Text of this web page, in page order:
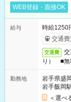
WEB登録・面接OK
給与
時給1250
交通費
交通費
り） ■無
勤務地
岩手県盛
岩手飯岡
＜選べ